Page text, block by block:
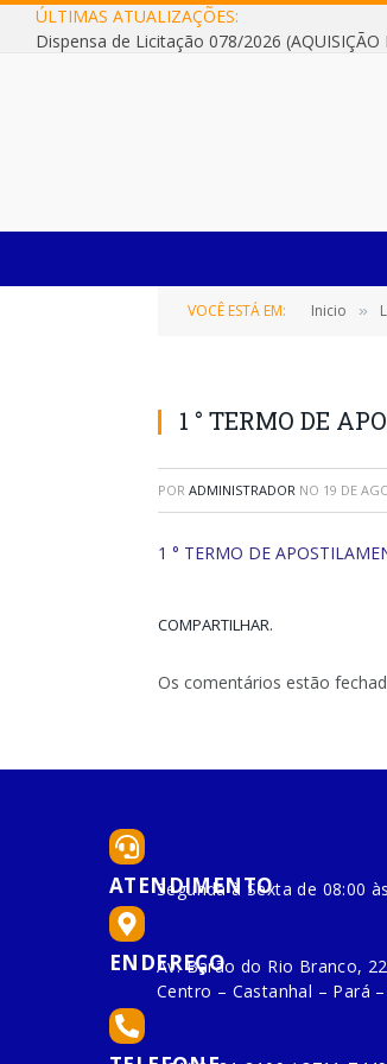
ÚLTIMAS ATUALIZAÇÕES:
VOCÊ ESTÁ EM: Inicio »
1 ° TERMO DE
POR ADMINISTRADOR NO 19 DE
1 ° TERMO DE
COMPARTILHAR.
Os comentários estão
ATENDIMENTO
Segunda à Sexta de 08:00
ENDEREÇO
Av. Barão do Rio Branco,
Centro – Castanhal – Pará